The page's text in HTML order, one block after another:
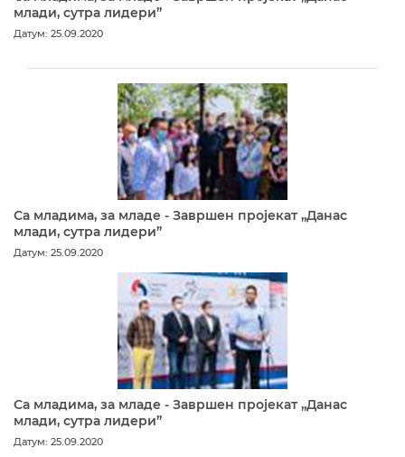
млади, сутра лидери”
Датум: 25.09.2020
Са младима, за младе - Завршен пројекат „Данас
млади, сутра лидери”
Датум: 25.09.2020
Са младима, за младе - Завршен пројекат „Данас
млади, сутра лидери”
Датум: 25.09.2020